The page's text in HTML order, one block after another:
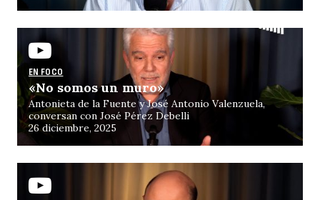
EN FOCO
«No somos un muro»
Antonieta de la Fuente y José Antonio Valenzuela,
conversan con José Pérez Debelli
26 diciembre, 2025